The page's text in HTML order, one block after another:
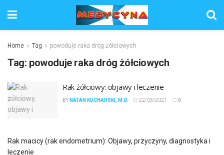
Home Tag powoduje raka dróg żółciowych
Tag: powoduje raka dróg żółciowych
Rak żółciowy: objawy i leczenie
BY NATAN KUCHARSKI, M.D. 22/03/2021 0
Rak macicy (rak endometrium): Objawy, przyczyny, diagnostyka i
leczenie